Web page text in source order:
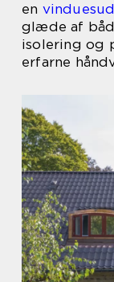
en
glæde af
isolering og
erfarne